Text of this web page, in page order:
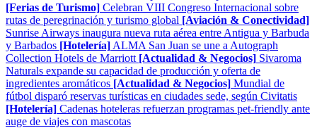
[Ferias de Turismo] Celebran VIII Congreso Internacional sobre
rutas de peregrinación y turismo global [Aviación & Conectividad]
Sunrise Airways inaugura nueva ruta aérea entre Antigua y Barbuda
y Barbados [Hotelería] ALMA San Juan se une a Autograph
Collection Hotels de Marriott [Actualidad & Negocios] Sivaroma
Naturals expande su capacidad de producción y oferta de
ingredientes aromáticos [Actualidad & Negocios] Mundial de
fútbol disparó reservas turísticas en ciudades sede, según Civitatis
[Hotelería] Cadenas hoteleras refuerzan programas pet-friendly ante
auge de viajes con mascotas